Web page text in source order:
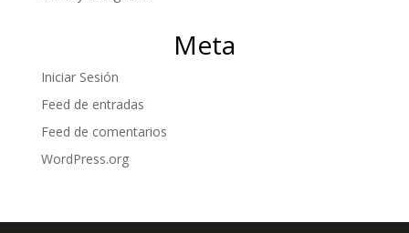
Meta
Iniciar Sesión
Feed de entradas
Feed de comentarios
WordPress.org